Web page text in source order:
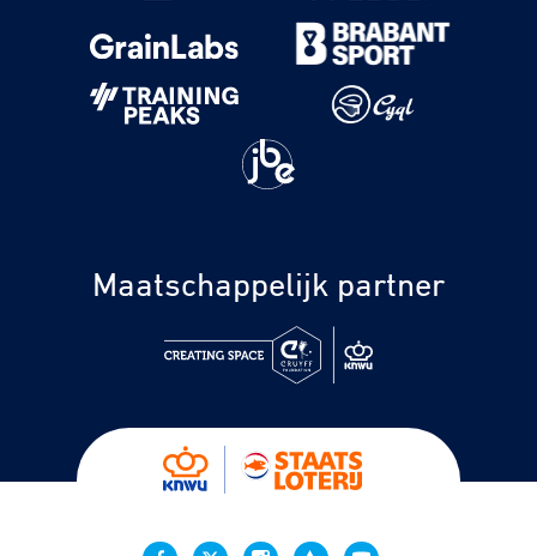
Maatschappelijk partner